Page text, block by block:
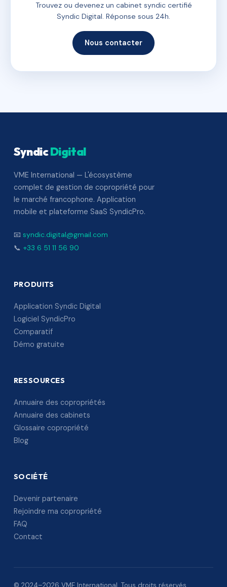
Trouvez ou devenez un cabinet syndic certifié
Syndic Digital. Réponse sous 24h.
Nous contacter
SyndicDigital
VME International — L'écosystème
complet de gestion de copropriété pour
le marché francophone. Application
mobile et plateforme SaaS SyndicPro.
📧 syndic.digital@gmail.com
📞 +33 6 51 11 56 90
PRODUITS
Application Syndic Digital
Logiciel SyndicPro
Comparatif
Démo gratuite
RESSOURCES
Annuaire des copropriétés
Annuaire des cabinets
Glossaire copropriété
Blog
SOCIÉTÉ
Devenir partenaire
Rejoindre ma copropriété
FAQ
Contact
© 2024–2026 VME International. Tous droits réservés.